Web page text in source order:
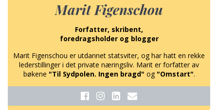
Marit Figenschou
Forfatter, skribent,
foredragsholder og blogger
Marit Figenschou er utdannet statsviter, og har hatt en rekke
lederstillinger i det private næringsliv. Marit er forfatter av
bøkene "Til Sydpolen. Ingen bragd" og "Omstart".